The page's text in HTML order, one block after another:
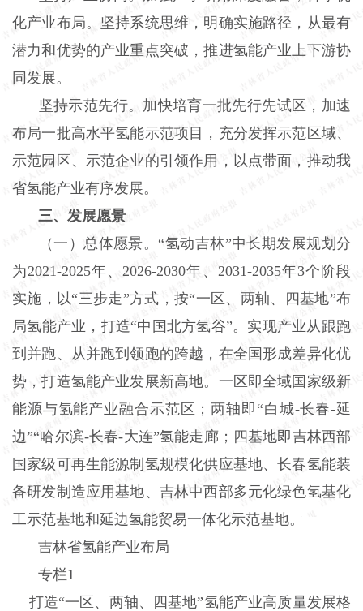
化产业布局。坚持系统思维，明确实施路径，从最有
潜力和优势的产业重点突破，推进氢能产业上下游协
同发展。
坚持示范先行。加快培育一批先行先试区，加速
布局一批高水平氢能示范项目，充分发挥示范区域、
示范园区、示范企业的引领作用，以点带面，推动我
省氢能产业有序发展。
三、发展愿景
（一）总体愿景。“氢动吉林”中长期发展规划分
为2021-2025年、2026-2030年、2031-2035年3个阶段
实施，以“三步走”方式，按“一区、两轴、四基地”布
局氢能产业，打造“中国北方氢谷”。实现产业从跟跑
到并跑、从并跑到领跑的跨越，在全国形成差异化优
势，打造氢能产业发展新高地。一区即全域国家级新
能源与氢能产业融合示范区；两轴即“白城-长春-延
边”“哈尔滨-长春-大连”氢能走廊；四基地即吉林西部
国家级可再生能源制氢规模化供应基地、长春氢能装
备研发制造应用基地、吉林中西部多元化绿色氢基化
工示范基地和延边氢能贸易一体化示范基地。
吉林省氢能产业布局
专栏1
打造“一区、两轴、四基地”氢能产业高质量发展格